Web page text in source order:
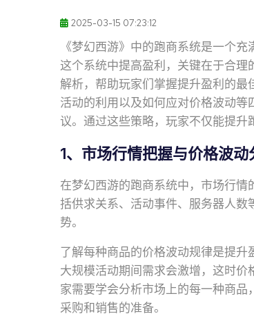
2025-03-15 07:23:12
《梦幻西游》中的跑商系统是一个
这个系统中提高盈利，关键在于合
解析，帮助玩家们掌握提升盈利的
活动的利用以及如何应对价格波动
议。通过这些策略，玩家不仅能提升
1、市场行情把握与价格波动
在梦幻西游的跑商系统中，市场行
括供求关系、活动事件、服务器人
势。
了解每种商品的价格波动规律是提
大规模活动期间需求会激增，这时
家需要学会分析市场上的每一种商
采购和销售的准备。